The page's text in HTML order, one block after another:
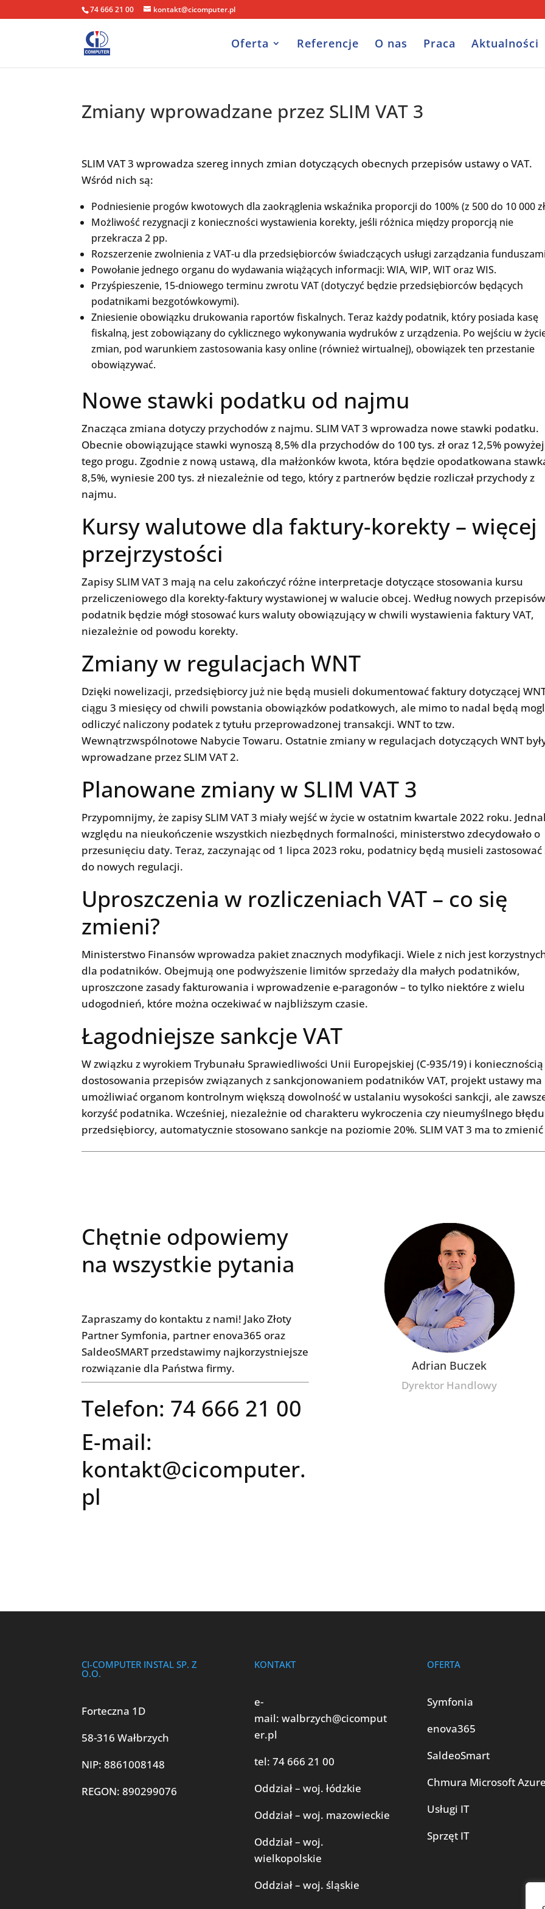
74 666 21 00 kontakt@cicomputer.pl
Oferta Referencje O nas Praca Aktualności
Zmiany wprowadzane przez SLIM VAT 3
SLIM VAT 3 wprowadza szereg innych zmian dotyczących obecnych przepisów ustawy o VAT.
Wśród nich są:
Podniesienie progów kwotowych dla zaokrąglenia wskaźnika proporcji do 100% (z 500 do 10 000
Możliwość rezygnacji z konieczności wystawienia korekty, jeśli różnica między proporcją nie
przekracza 2 pp.
Rozszerzenie zwolnienia z VAT-u dla przedsiębiorców świadczących usługi zarządzania
Powołanie jednego organu do wydawania wiążących informacji: WIA, WIP, WIT oraz WIS.
Przyśpieszenie, 15-dniowego terminu zwrotu VAT (dotyczyć będzie przedsiębiorców będących
podatnikami bezgotówkowymi).
Zniesienie obowiązku drukowania raportów fiskalnych. Teraz każdy podatnik, który posiada kasę
fiskalną, jest zobowiązany do cyklicznego wykonywania wydruków z urządzenia. Po wejściu w
zmian, pod warunkiem zastosowania kasy online (również wirtualnej), obowiązek ten przestanie
obowiązywać.
Nowe stawki podatku od najmu
Znacząca zmiana dotyczy przychodów z najmu. SLIM VAT 3 wprowadza nowe stawki podatku.
Obecnie obowiązujące stawki wynoszą 8,5% dla przychodów do 100 tys. zł oraz 12,5% powyżej
tego progu. Zgodnie z nową ustawą, dla małżonków kwota, która będzie opodatkowana
8,5%, wyniesie 200 tys. zł niezależnie od tego, który z partnerów będzie rozliczał przychody z
najmu.
Kursy walutowe dla faktury-korekty – więcej
przejrzystości
Zapisy SLIM VAT 3 mają na celu zakończyć różne interpretacje dotyczące stosowania kursu
przeliczeniowego dla korekty-faktury wystawionej w walucie obcej. Według nowych
podatnik będzie mógł stosować kurs waluty obowiązujący w chwili wystawienia faktury VAT,
niezależnie od powodu korekty.
Zmiany w regulacjach WNT
Dzięki nowelizacji, przedsiębiorcy już nie będą musieli dokumentować faktury dotyczącej
ciągu 3 miesięcy od chwili powstania obowiązków podatkowych, ale mimo to nadal będą
odliczyć naliczony podatek z tytułu przeprowadzonej transakcji. WNT to tzw.
Wewnątrzwspólnotowe Nabycie Towaru. Ostatnie zmiany w regulacjach dotyczących WNT
wprowadzane przez SLIM VAT 2.
Planowane zmiany w SLIM VAT 3
Przypomnijmy, że zapisy SLIM VAT 3 miały wejść w życie w ostatnim kwartale 2022 roku.
względu na nieukończenie wszystkich niezbędnych formalności, ministerstwo zdecydowało o
przesunięciu daty. Teraz, zaczynając od 1 lipca 2023 roku, podatnicy będą musieli zastosować
do nowych regulacji.
Uproszczenia w rozliczeniach VAT – co się
zmieni?
Ministerstwo Finansów wprowadza pakiet znacznych modyfikacji. Wiele z nich jest
dla podatników. Obejmują one podwyższenie limitów sprzedaży dla małych podatników,
uproszczone zasady fakturowania i wprowadzenie e-paragonów – to tylko niektóre z wielu
udogodnień, które można oczekiwać w najbliższym czasie.
Łagodniejsze sankcje VAT
W związku z wyrokiem Trybunału Sprawiedliwości Unii Europejskiej (C-935/19) i koniecznością
dostosowania przepisów związanych z sankcjonowaniem podatników VAT, projekt ustawy ma
umożliwiać organom kontrolnym większą dowolność w ustalaniu wysokości sankcji, ale
korzyść podatnika. Wcześniej, niezależnie od charakteru wykroczenia czy nieumyślnego błędu
przedsiębiorcy, automatycznie stosowano sankcje na poziomie 20%. SLIM VAT 3 ma to zmienić
Chętnie odpowiemy
na wszystkie pytania
Zapraszamy do kontaktu z nami! Jako Złoty
Partner Symfonia, partner enova365 oraz
SaldeoSMART przedstawimy najkorzystniejsze
rozwiązanie dla Państwa firmy.
Telefon: 74 666 21 00
E-mail:
kontakt@cicomputer.
pl
Adrian Buczek
Dyrektor Handlowy
CI-COMPUTER INSTAL SP. Z
O.O.
Forteczna 1D
58-316 Wałbrzych
NIP: 8861008148
REGON: 890299076
KONTAKT
e-
mail: walbrzych@cicomput
er.pl
tel: 74 666 21 00
Oddział – woj. łódzkie
Oddział – woj. mazowieckie
Oddział – woj.
wielkopolskie
Oddział – woj. śląskie
OFERTA
Symfonia
enova365
SaldeoSmart
Chmura Microsoft
Usługi IT
Sprzęt IT